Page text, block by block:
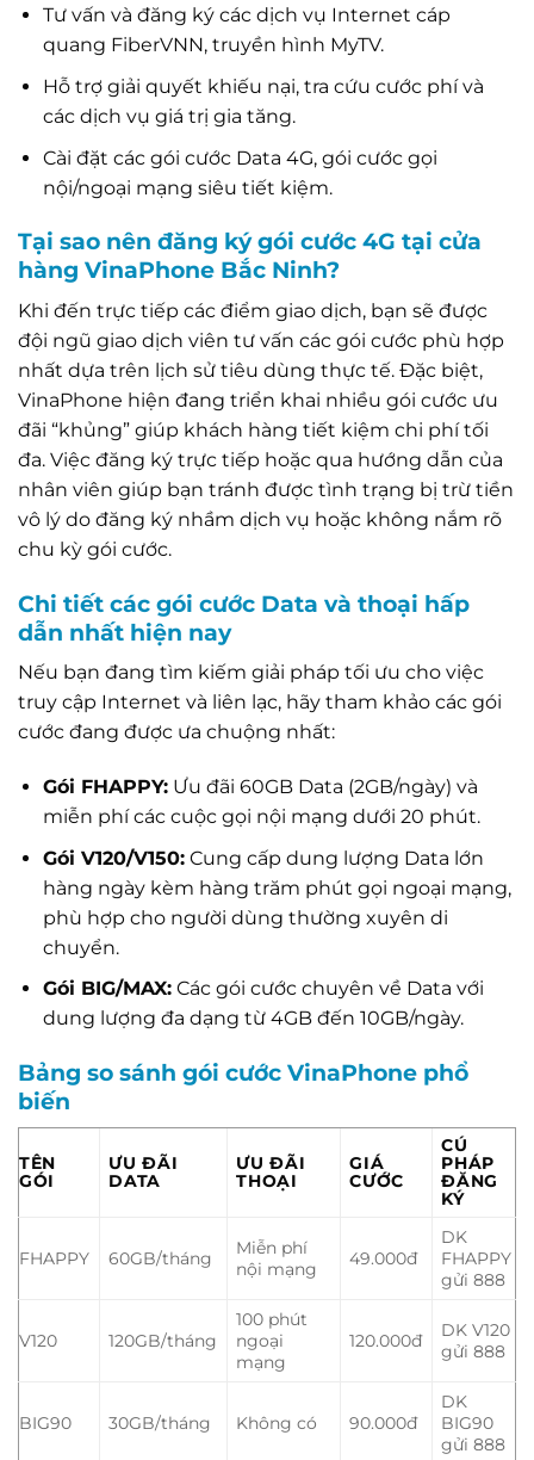
Tư vấn và đăng ký các dịch vụ Internet cáp
quang FiberVNN, truyền hình MyTV.
Hỗ trợ giải quyết khiếu nại, tra cứu cước phí và
các dịch vụ giá trị gia tăng.
Cài đặt các gói cước Data 4G, gói cước gọi
nội/ngoại mạng siêu tiết kiệm.
Tại sao nên đăng ký gói cước 4G tại cửa
hàng VinaPhone Bắc Ninh?
Khi đến trực tiếp các điểm giao dịch, bạn sẽ được
đội ngũ giao dịch viên tư vấn các gói cước phù hợp
nhất dựa trên lịch sử tiêu dùng thực tế. Đặc biệt,
VinaPhone hiện đang triển khai nhiều gói cước ưu
đãi “khủng” giúp khách hàng tiết kiệm chi phí tối
đa. Việc đăng ký trực tiếp hoặc qua hướng dẫn của
nhân viên giúp bạn tránh được tình trạng bị trừ tiền
vô lý do đăng ký nhầm dịch vụ hoặc không nắm rõ
chu kỳ gói cước.
Chi tiết các gói cước Data và thoại hấp
dẫn nhất hiện nay
Nếu bạn đang tìm kiếm giải pháp tối ưu cho việc
truy cập Internet và liên lạc, hãy tham khảo các gói
cước đang được ưa chuộng nhất:
Gói FHAPPY:Ưu đãi 60GB Data (2GB/ngày) và
miễn phí các cuộc gọi nội mạng dưới 20 phút.
Gói V120/V150:Cung cấp dung lượng Data lớn
hàng ngày kèm hàng trăm phút gọi ngoại mạng,
phù hợp cho người dùng thường xuyên di
chuyển.
Gói BIG/MAX:Các gói cước chuyên về Data với
dung lượng đa dạng từ 4GB đến 10GB/ngày.
Bảng so sánh gói cước VinaPhone phổ
biến
TÊN
GÓI
ƯU ĐÃI
DATA
ƯU ĐÃI
THOẠI
GIÁ
CƯỚC
CÚ
PHÁP
ĐĂNG
KÝ
FHAPPY 60GB/tháng
Miễn phí
nội mạng
49.000đ
DK
FHAPPY
gửi 888
V120 120GB/tháng
100 phút
ngoại
mạng
120.000đ
DK V120
gửi 888
BIG90 30GB/tháng Không có 90.000đ
DK
BIG90
gửi 888